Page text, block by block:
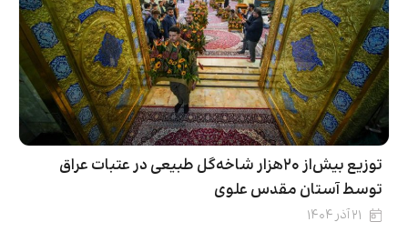
توزیع بیش‌از ۲۰هزار شاخه‌گل طبیعی در عتبات عراق
توسط آستان مقدس علوی
۲۱ آذر ۱۴۰۴